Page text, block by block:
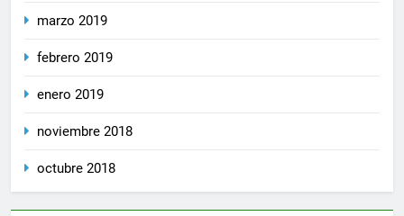
marzo 2019
febrero 2019
enero 2019
noviembre 2018
octubre 2018